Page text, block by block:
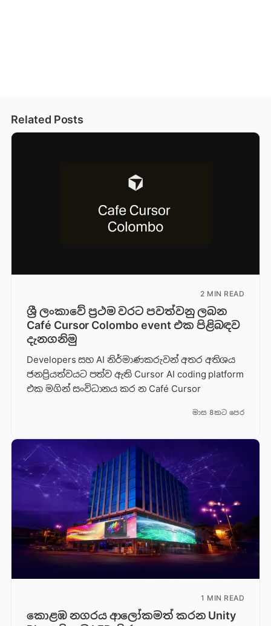
Related Posts
2 MIN READ
ශ්‍රී ලංකාවේ ප්‍රථම වරට පවත්වනු ලබන
Café Cursor Colombo event එක පිළිබඳව
දැනගනිමු
Developers සහ AI නිර්මාණකරුවන් අතර අතිශය
ජනප්‍රියත්වයට පත්ව ඇති Cursor AI coding platform
එක මගින් සංවිධානය කර න Café Cursor
මාස 8කට පෙර
1 MIN READ
කොළඹ නගරය ආලෝකමත් කරන Unity